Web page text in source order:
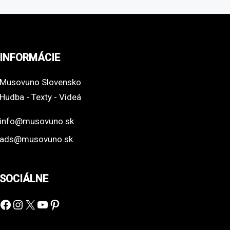
INFORMÁCIE
Musovuno Slovensko
Hudba - Texty - Videá
info@musovuno.sk
ads@musovuno.sk
SOCIÁLNE
Facebook
Instagram
X YouTube
Pinterest